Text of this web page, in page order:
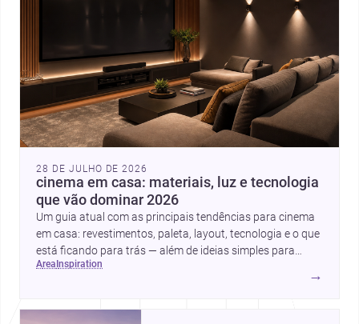
28 DE JULHO DE 2026
cinema em casa: materiais, luz e tecnologia
que vão dominar 2026
Um guia atual com as principais tendências para cinema
em casa: revestimentos, paleta, layout, tecnologia e o que
está ficando para trás — além de ideias simples para
atualizar sem reforma completa.
area inspiration
→